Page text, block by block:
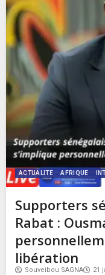
ACTUALITE AFRIQUE
Supporters
Rabat :
libération
Souveibou SAGNA 21